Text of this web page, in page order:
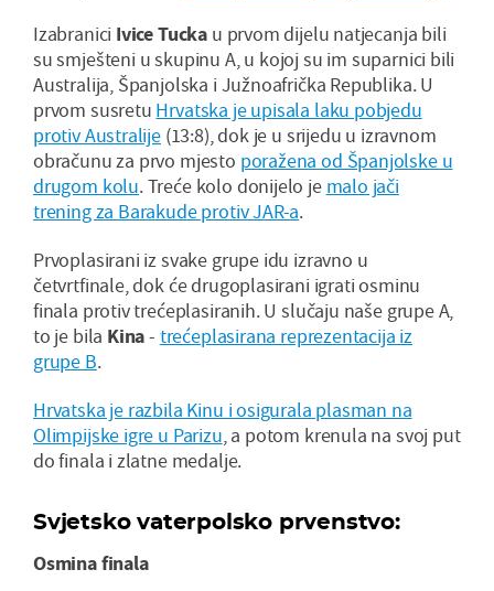
Izabranici Ivice Tucka u prvom dijelu natjecanja bili
su smješteni u skupinu A, u kojoj su im suparnici bili
Australija, Španjolska i Južnoafrička Republika. U
prvom susretu Hrvatska je upisala laku pobjedu
protiv Australije(13:8), dok je u srijedu u izravnom
obračunu za prvo mjesto poražena od Španjolske u
drugom kolu. Treće kolo donijelo je malo jači
trening za Barakude protiv JAR-a.
Prvoplasirani iz svake grupe idu izravno u
četvrtfinale, dok će drugoplasirani igrati osminu
finala protiv trećeplasiranih. U slučaju naše grupe A,
to je bila Kina- trećeplasirana reprezentacija iz
grupe B.
Hrvatska je razbila Kinu i osigurala plasman na
Olimpijske igre u Parizu, a potom krenula na svoj put
do finala i zlatne medalje.
Svjetsko vaterpolsko prvenstvo:
Osmina finala